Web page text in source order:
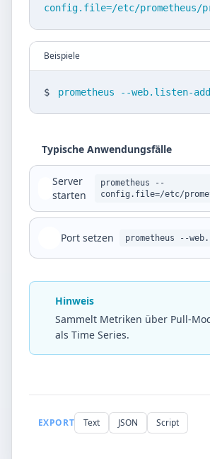
config.file=/etc/prometheus/
Beispiele
$ prometheus --web.listen-
Typische Anwendungsfälle
Server
starten
prometheus --
config.file=/etc/
Port setzen prometheus --
Hinweis
Sammelt Metriken über Pull-
als Time Series.
EXPORT Text JSON Script